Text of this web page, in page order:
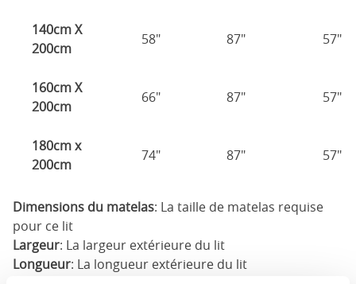
140cm X
200cm
58" 87" 57"
160cm X
200cm
66" 87" 57"
180cm x
200cm
74" 87" 57"
Dimensions du matelas: La taille de matelas requise
pour ce lit
Largeur: La largeur extérieure du lit
Longueur: La longueur extérieure du lit